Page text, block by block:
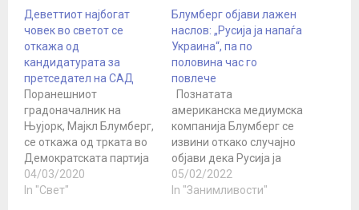
Деветтиот најбогат
човек во светот се
откажа од
кандидатурата за
претседател на САД
Поранешниот
градоначалник на
Њујорк, Мајкл Блумберг,
се откажа од трката во
Демократската партија
за номинација за
претседател на САД. Тој
04/03/2020
In "Свет"
Блумберг објави лажен
наслов: „Русија ја напаѓа
Украина“, па по
половина час го
повлече
Познатата
американска медиумска
компанија Блумберг се
извини откако случајно
објави дека Русија ја
нападнала Украина.
Нивниот наслов: „Во
05/02/2022
In "Занимливости"